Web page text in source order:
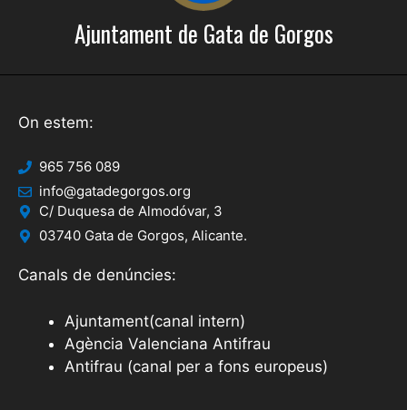
Ajuntament de Gata de Gorgos
On estem:
965 756 089
info@gatadegorgos.org
C/ Duquesa de Almodóvar, 3
03740 Gata de Gorgos, Alicante.
Canals de denúncies:
Ajuntament(canal intern)
Agència Valenciana Antifrau
Antifrau (canal per a fons europeus)